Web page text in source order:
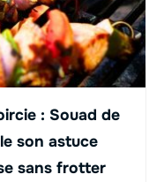
: Souad de
son astuce
sans frotter